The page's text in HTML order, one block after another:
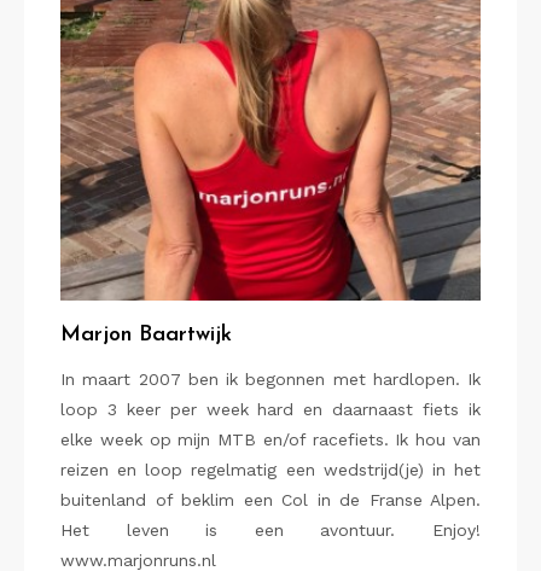
Marjon Baartwijk
In maart 2007 ben ik begonnen met hardlopen. Ik
loop 3 keer per week hard en daarnaast fiets ik
elke week op mijn MTB en/of racefiets. Ik hou van
reizen en loop regelmatig een wedstrijd(je) in het
buitenland of beklim een Col in de Franse Alpen.
Het leven is een avontuur. Enjoy!
www.marjonruns.nl